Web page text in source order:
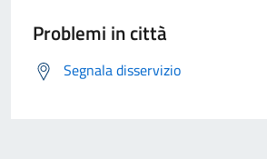
Problemi in città
Segnala disservizio